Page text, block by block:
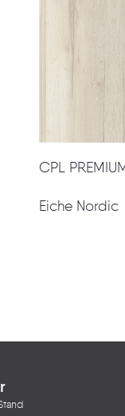
CPL
Eiche